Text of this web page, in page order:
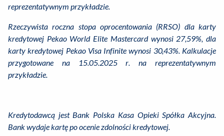
reprezentatywnym przykładzie.
Rzeczywista roczna stopa oprocentowania (RRSO) dla karty
kredytowej Pekao World Elite Mastercard wynosi 27,59%, dla
karty kredytowej Pekao Visa Infinite wynosi 30,43%. Kalkulacje
przygotowane na 15.05.2025 r. na reprezentatywnym
przykładzie.
Kredytodawcą jest Bank Polska Kasa Opieki Spółka Akcyjna.
Bank wydaje kartę po ocenie zdolności kredytowej.